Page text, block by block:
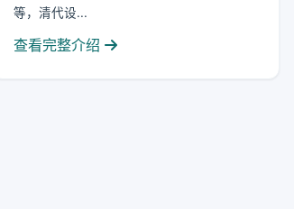
等，清代设...
查看完整介绍